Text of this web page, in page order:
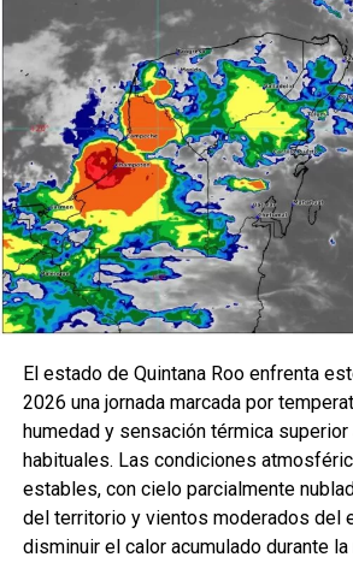
El Comité conoció además los
del Informe Anual del Sistema de
como el avance del Programa de Ética
orientadas a promover una cultura de
transparencia y rendición de cuentas
dependencia. Estos esfuerzos buscan
prácticas institucionales que
responsable de los recursos públicos y
administración más eficiente.
Carlos Flores Hidalgo destacó que el
control interno representa un
acción emprendida por AGEPRO
instituciones más sólidas y confiables
quintanarroenses.
Fuente: 5to Poder Agencia de
El estado de Quintana Roo enfrenta
2026 una jornada marcada por
humedad y sensación térmica
habituales. Las condiciones
estables, con cielo parcialmente
del territorio y vientos moderados del
disminuir el calor acumulado durante la